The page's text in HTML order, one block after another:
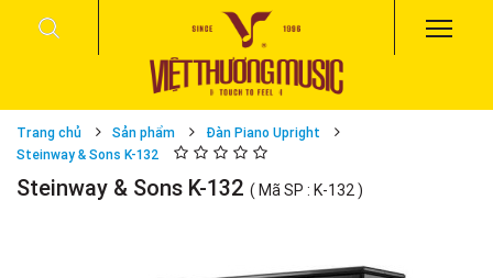
Trang chủ Sản phẩm
Đàn Piano Upright
Steinway & Sons K-132
Steinway & Sons K-132 ( Mã SP : K-132 )